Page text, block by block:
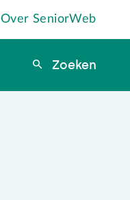
Over SeniorWeb
Zoeken
Zoeken